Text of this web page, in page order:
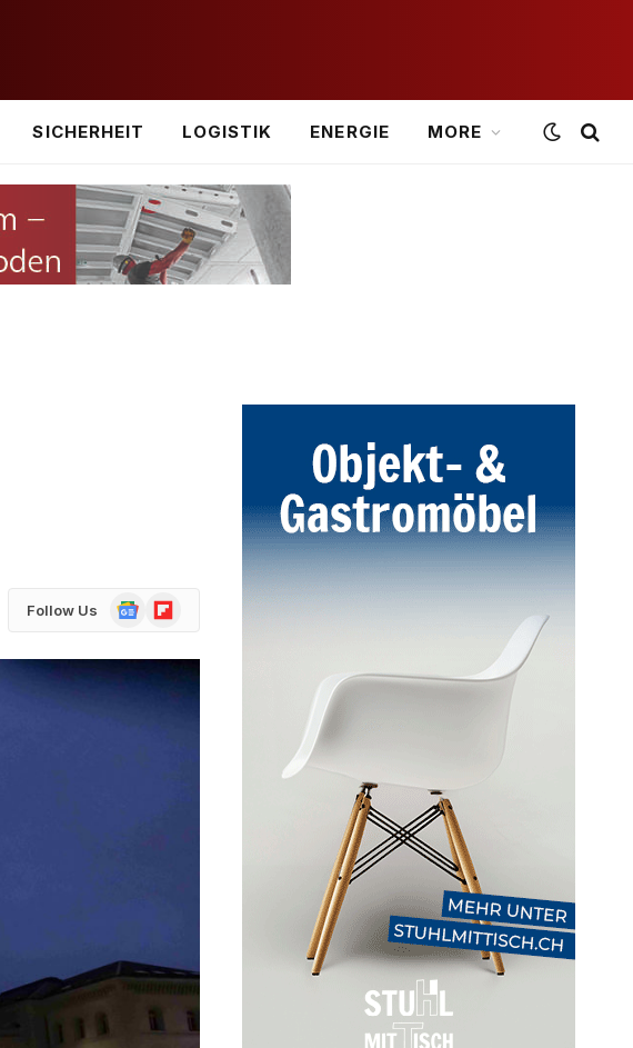
SICHERHEIT LOGISTIK ENERGIE MORE
Follow Us
GoogleFlipboard